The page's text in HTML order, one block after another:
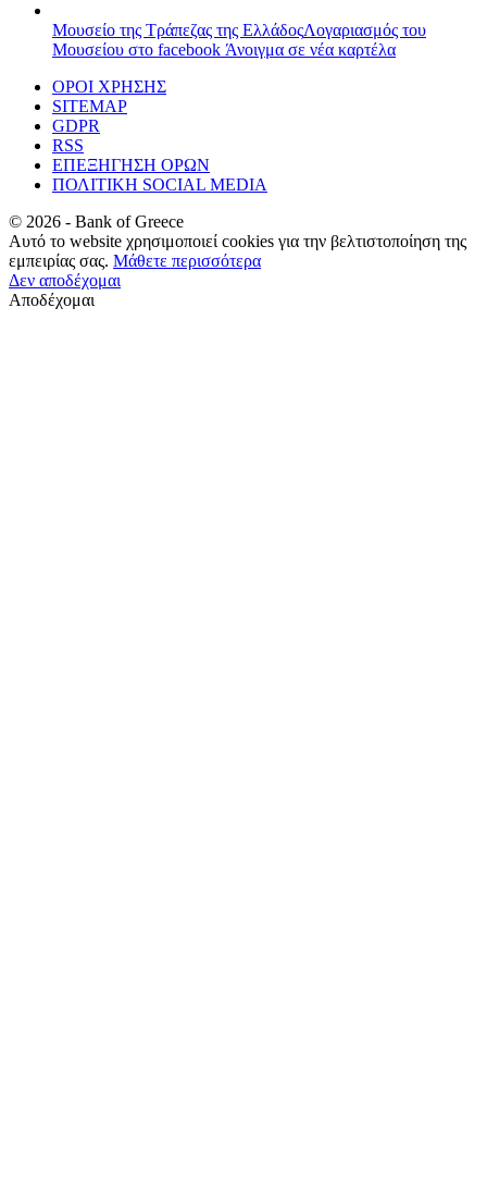
Μουσείο της Τράπεζας της ΕλλάδοςΛογαριασμός του
Μουσείου στο facebook Άνοιγμα σε νέα καρτέλα
ΟΡΟΙ ΧΡΗΣΗΣ
SITEMAP
GDPR
RSS
ΕΠΕΞΗΓΗΣΗ ΟΡΩΝ
ΠΟΛΙΤΙΚΗ SOCIAL MEDIA
© 2026 - Bank of Greece
Αυτό το website χρησιμοποιεί cookies για την βελτιστοποίηση της
εμπειρίας σας. Μάθετε περισσότερα
Δεν αποδέχομαι
Αποδέχομαι